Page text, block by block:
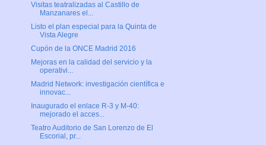
Visitas teatralizadas al Castillo de
Manzanares el...
Listo el plan especial para la Quinta de
Vista Alegre
Cupón de la ONCE Madrid 2016
Mejoras en la calidad del servicio y la
operativi...
Madrid Network: investigación científica e
innovac...
Inaugurado el enlace R-3 y M-40:
mejorado el acces...
Teatro Auditorio de San Lorenzo de El
Escorial, pr...